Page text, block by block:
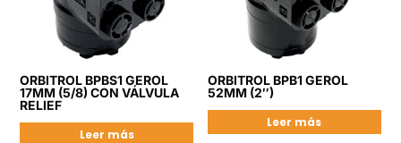
ORBITROL BPBS1 GEROL
17MM (5/8) CON VÁLVULA
RELIEF
Leer más
ORBITROL BPB1 GEROL
52MM (2″)
Leer más